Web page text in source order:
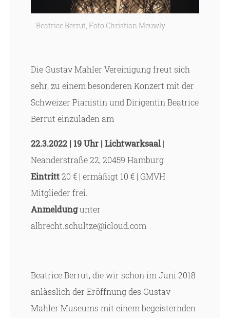
Beatrice Berrut, Foto Christian Meuwly
Die Gustav Mahler Vereinigung freut sich
sehr, zu einem besonderen Konzert mit der
Schweizer Pianistin und Dirigentin Beatrice
Berrut einzuladen am
22.3.2022 | 19 Uhr | Lichtwarksaal|
Neanderstraße 22, 20459 Hamburg
Eintritt20 € | ermäßigt 10 € | GMVH
Mitglieder frei.
Anmeldungunter
albrecht.schultze@icloud.com
Beatrice Berrut, die wir schon im Juni 2018
anlässlich der Eröffnung des Gustav
Mahler Museums mit einem begeisternden